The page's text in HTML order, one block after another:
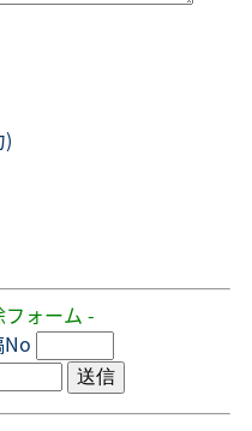
ォーム -
No